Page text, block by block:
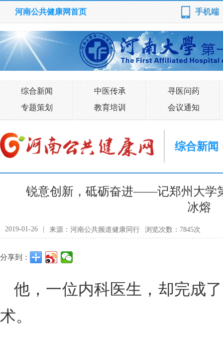
河南公共健康网首页 手机端
综合新闻 中医传承
寻医问药
专题策划
教育培训 会议通知
综合新闻
锐意创新，砥砺奋进——记郑州大学
冰熔
2019-01-26 来源：河南公共频道健康同行 浏览次数：7845次
分享到：
他，一位内科医生，却完成
术。